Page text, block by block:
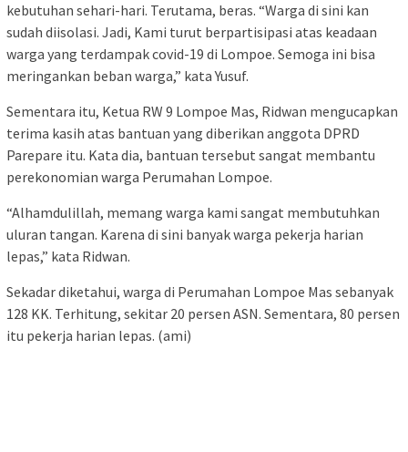
kebutuhan sehari-hari. Terutama, beras. “Warga di sini kan
sudah diisolasi. Jadi, Kami turut berpartisipasi atas keadaan
warga yang terdampak covid-19 di Lompoe. Semoga ini bisa
meringankan beban warga,” kata Yusuf.
Sementara itu, Ketua RW 9 Lompoe Mas, Ridwan mengucapkan
terima kasih atas bantuan yang diberikan anggota DPRD
Parepare itu. Kata dia, bantuan tersebut sangat membantu
perekonomian warga Perumahan Lompoe.
“Alhamdulillah, memang warga kami sangat membutuhkan
uluran tangan. Karena di sini banyak warga pekerja harian
lepas,” kata Ridwan.
Sekadar diketahui, warga di Perumahan Lompoe Mas sebanyak
128 KK. Terhitung, sekitar 20 persen ASN. Sementara, 80 persen
itu pekerja harian lepas. (ami)